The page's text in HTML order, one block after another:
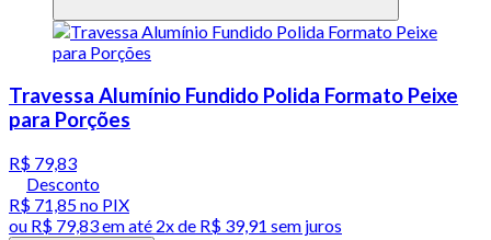
Travessa Alumínio Fundido Polida Formato Peixe
para Porções
R$ 79,83
Desconto
R$ 71,85no PIX
ou R$ 79,83em até 2x de R$ 39,91 sem juros